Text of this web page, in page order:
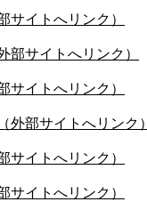
サイトへリンク）
部サイトへリンク）
サイトへリンク）
外部サイトへリンク）
サイトへリンク）
サイトへリンク）